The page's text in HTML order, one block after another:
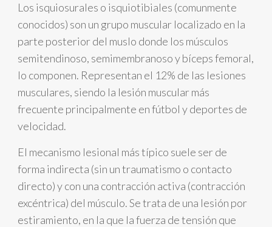
Los isquiosurales o isquiotibiales (comunmente
conocidos) son un grupo muscular localizado en la
parte posterior del muslo donde los músculos
semitendinoso, semimembranoso y bíceps femoral,
lo componen. Representan el 12% de las lesiones
musculares, siendo la lesión muscular más
frecuente principalmente en fútbol y deportes de
velocidad.
El mecanismo lesional más típico suele ser de
forma indirecta (sin un traumatismo o contacto
directo) y con una contracción activa (contracción
excéntrica) del músculo. Se trata de una lesión por
estiramiento, en la que la fuerza de tensión que